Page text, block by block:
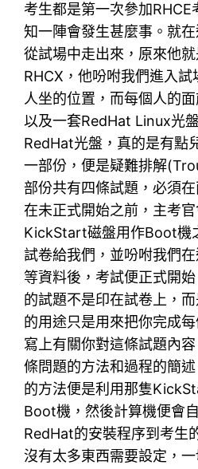
考生都是第一次參加RHCE
知一陣會發生甚麼事。就
從試場中走出來，原來他
RHCX，他吩咐我們進入
人坐的位置，而每個人的
以及一套RedHat Linux光
RedHat光盤，真的是有點
一部份，便是疑難排解
部份共有四條試題，必須
在未正式開始之前，主考
KickStart磁盤用作Boot機
試卷給我們，並吩咐我們
等資料後，考試便正式開
的試題不是印在試卷上，
的用途只是用來把你完成
寫上有關你對這條試題內
條問題的方法和過程的簡
的方法便是利用那隻
Boot機，然後計算機便會
RedHat的安裝程序到考生
沒有太多東西需要設定，